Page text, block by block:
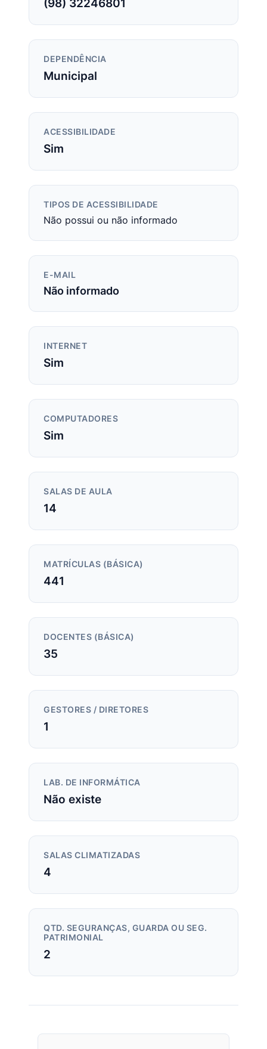
(98) 32246801
DEPENDÊNCIA
Municipal
ACESSIBILIDADE
Sim
TIPOS DE ACESSIBILIDADE
Não possui ou não informado
E-MAIL
Não informado
INTERNET
Sim
COMPUTADORES
Sim
SALAS DE AULA
14
MATRÍCULAS (BÁSICA)
441
DOCENTES (BÁSICA)
35
GESTORES / DIRETORES
1
LAB. DE INFORMÁTICA
Não existe
SALAS CLIMATIZADAS
4
QTD. SEGURANÇAS, GUARDA OU SEG.
PATRIMONIAL
2